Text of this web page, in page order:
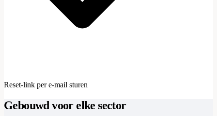
Reset-link per e-mail sturen
Gebouwd voor elke sector